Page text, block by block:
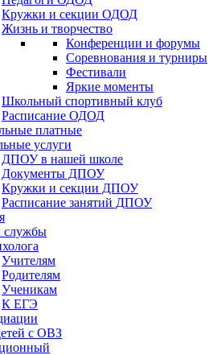
Кружки и секции ОДОД
Жизнь и творчество
Конференции и форумы
Соревнования и турниры
Фестивали
Яркие моменты
Школьный спортивный клуб
Расписание ОДОД
платные
услуги
ДПОУ в нашей школе
Документы ДПОУ
Кружки и секции ДПОУ
Расписание занятий ДПОУ
службы
Учителям
Родителям
Ученикам
К ЕГЭ
с ОВЗ